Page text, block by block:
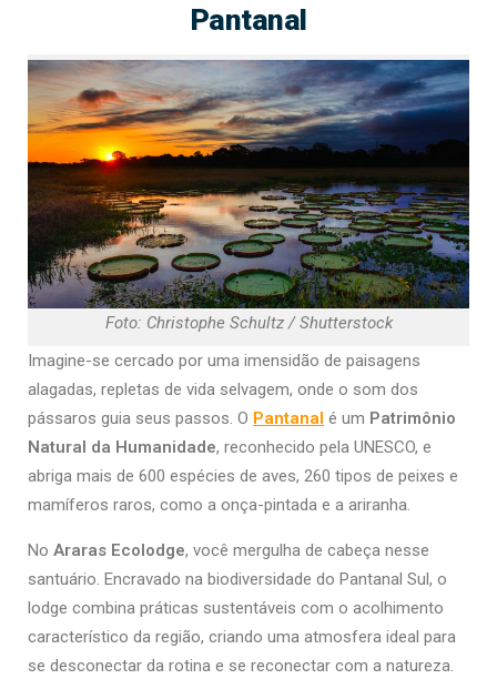
Pantanal
Foto: Christophe Schultz / Shutterstock
Imagine-se cercado por uma imensidão de paisagens
alagadas, repletas de vida selvagem, onde o som dos
pássaros guia seus passos. O Pantanal é um Patrimônio
Natural da Humanidade, reconhecido pela UNESCO, e
abriga mais de 600 espécies de aves, 260 tipos de peixes e
mamíferos raros, como a onça-pintada e a ariranha.
No Araras Ecolodge, você mergulha de cabeça nesse
santuário. Encravado na biodiversidade do Pantanal Sul, o
lodge combina práticas sustentáveis com o acolhimento
característico da região, criando uma atmosfera ideal para
se desconectar da rotina e se reconectar com a natureza.